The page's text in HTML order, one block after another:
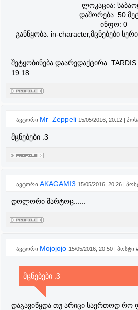
ლოკაცია:
დაშორება: 50
ინფო: 0
განწყობა: in-character,მცნებები
შეტყობინება დაარედაქტირა: TARDIS
19:18
ავტორი Mr_Zeppeli 15/05/2016, 20:12 |
მცნებები :3
ავტორი AKAGAMI3 15/05/2016, 20:26 |
დოლორი მარტოც......
ავტორი Mojojojo 15/05/2016, 20:50 | პოსტი
მცნებები :3
დაგავიწყდა თუ არიცი საერთოდ რო